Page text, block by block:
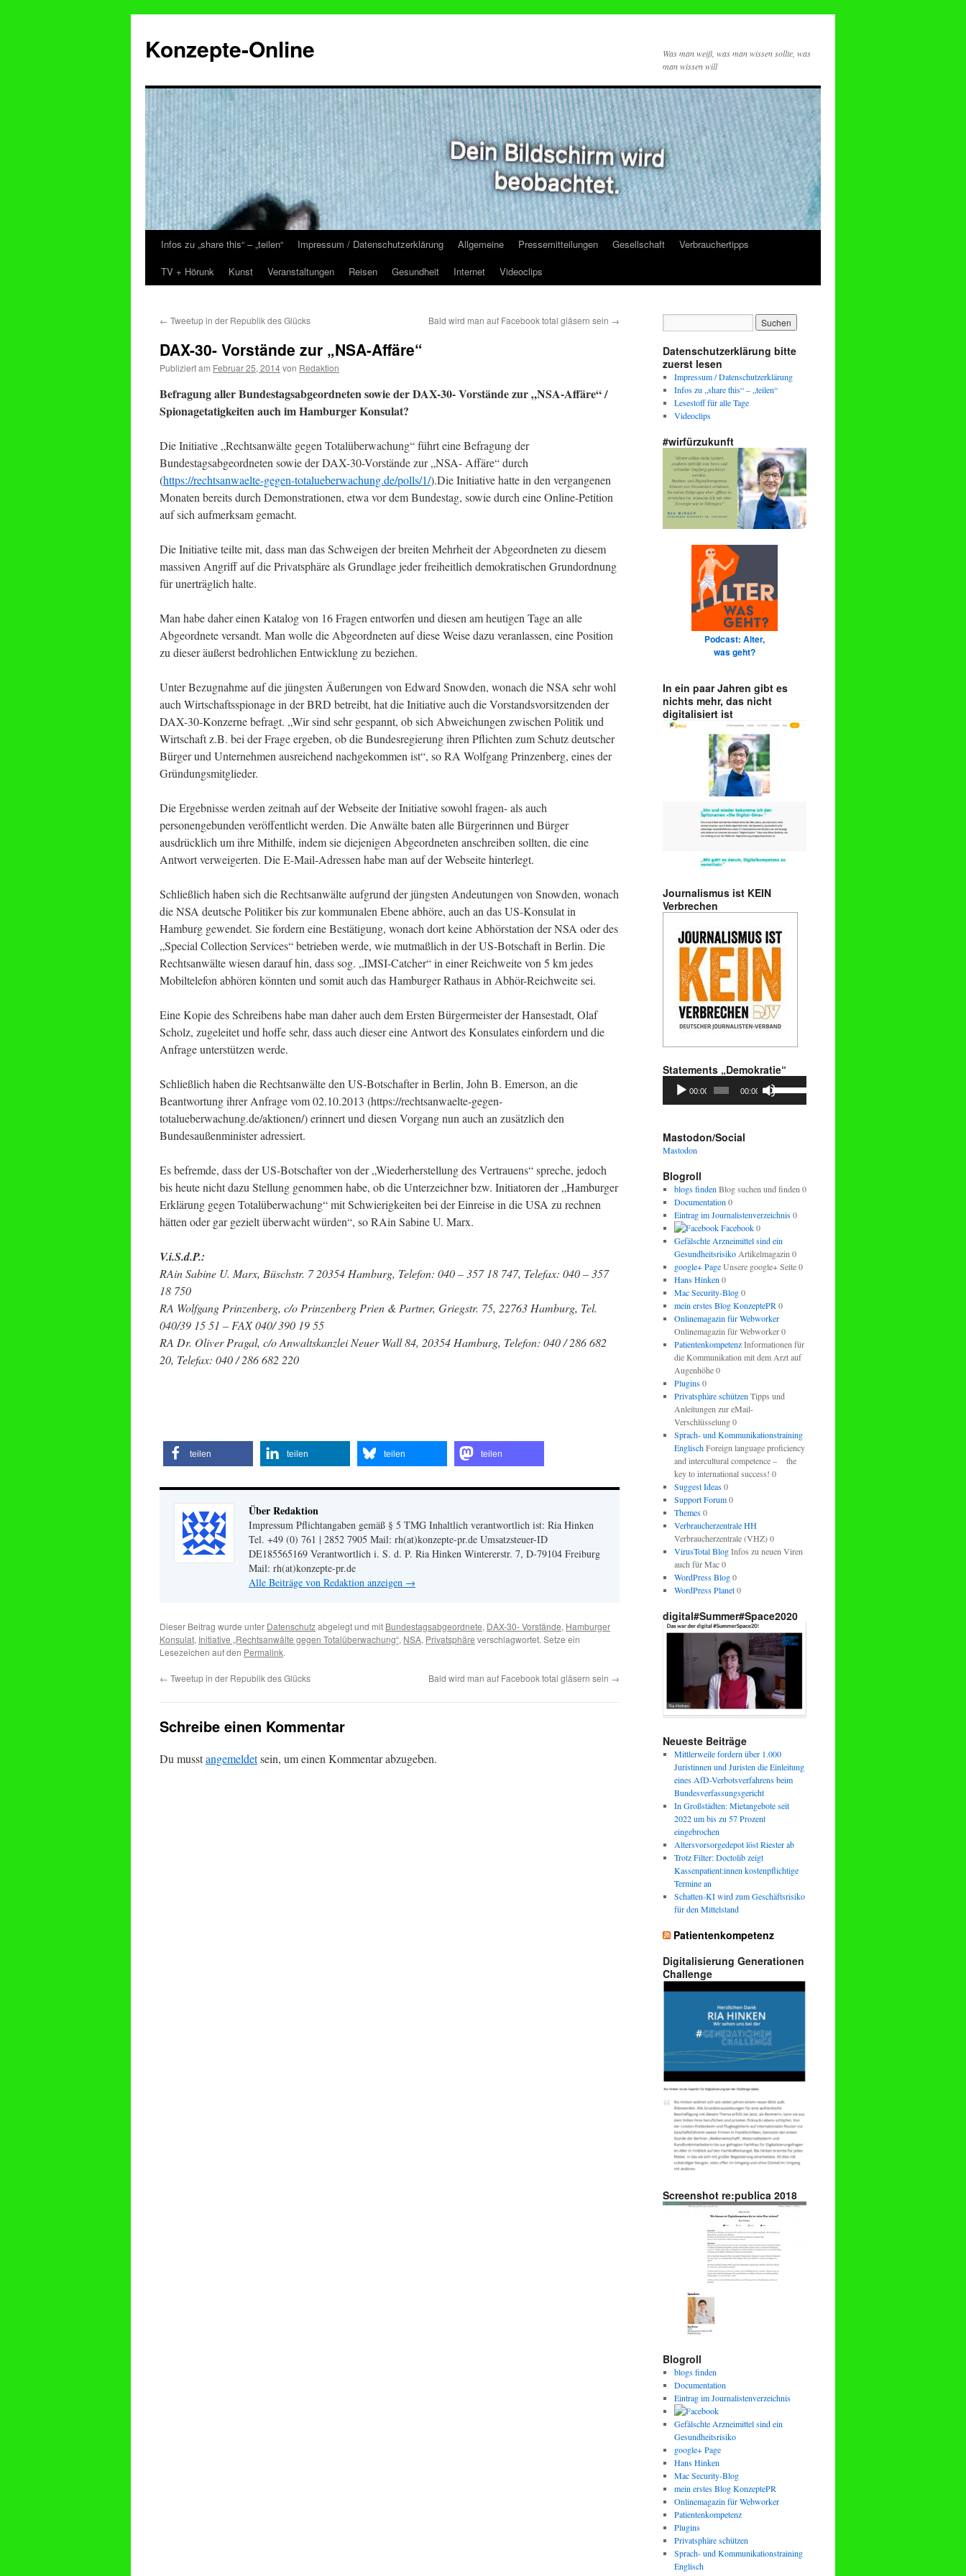
Konzepte-Online
Was man weiß, was man wissen sollte, was
man wissen will
Zum
Inhalt
Infos zu „share this“ – „teilen“ Impressum / Datenschutzerklärung Allgemeine Pressemitteilungen Gesellschaft
Verbrauchertipps
TV + Hörunk
Kunst Veranstaltungen Reisen Gesundheit Internet Videoclips
← Tweetup in der Republik des Glücks Bald wird man auf Facebook total gläsern sein →
DAX-30- Vorstände zur „NSA-Affäre“
Publiziert am Februar 25, 2014von Redaktion
Befragung aller Bundestagsabgeordneten sowie der DAX-30- Vorstände zur „NSA-Affäre“ /
Spionagetatigkeiten auch im Hamburger Konsulat?
Die Initiative „Rechtsanwälte gegen Totalüberwachung“ führt eine Befragung der
Bundestagsabgeordneten sowie der DAX-30-Vorstände zur „NSA- Affäre“ durch
(https://rechtsanwaelte-gegen-totalueberwachung.de/polls/1/).Die Initiative hatte in den vergangenen
Monaten bereits durch Demonstrationen, etwa vor dem Bundestag, sowie durch eine Online-Petition
auf sich aufmerksam gemacht.
Die Initiative teilte mit, dass man das Schweigen der breiten Mehrheit der Abgeordneten zu diesem
massiven Angriff auf die Privatsphäre als Grundlage jeder freiheitlich demokratischen Grundordnung
für unerträglich halte.
Man habe daher einen Katalog von 16 Fragen entworfen und diesen am heutigen Tage an alle
Abgeordnete versandt. Man wolle die Abgeordneten auf diese Weise dazu veranlassen, eine Position
zu dieser äußerst bedrohlichen Entwicklung zu beziehen.
Unter Bezugnahme auf die jüngsten Äußerungen von Edward Snowden, wonach die NSA sehr wohl
auch Wirtschaftsspionage in der BRD betreibt, hat die Initiative auch die Vorstandsvorsitzenden der
DAX-30-Konzerne befragt. „Wir sind sehr gespannt, ob sich Abweichungen zwischen Politik und
Wirtschaft z.B. bei der Frage ergeben, ob die Bundesregierung ihren Pflichten zum Schutz deutscher
Bürger und Unternehmen ausreichend nachgekommen ist“, so RA Wolfgang Prinzenberg, eines der
Gründungsmitglieder.
Die Ergebnisse werden zeitnah auf der Webseite der Initiative sowohl fragen- als auch
personengebunden veröffentlicht werden. Die Anwälte baten alle Bürgerinnen und Bürger
ausdrücklich um ihre Mithilfe, indem sie diejenigen Abgeordneten anschreiben sollten, die eine
Antwort verweigerten. Die E-Mail-Adressen habe man auf der Webseite hinterlegt.
Schließlich haben sich die Rechtsanwälte aufgrund der jüngsten Andeutungen von Snowden, wonach
die NSA deutsche Politiker bis zur kommunalen Ebene abhöre, auch an das US-Konsulat in
Hamburg gewendet. Sie fordern eine Bestätigung, wonach dort keine Abhörstation der NSA oder des
„Special Collection Services“ betrieben werde, wie mutmaßlich in der US-Botschaft in Berlin. Die
Rechtsanwälte wiesen darauf hin, dass sog. „IMSI-Catcher“ in einer Reichweite von 5 km jedes
Mobiltelefon abhören könnten und somit auch das Hamburger Rathaus in Abhör-Reichweite sei.
Eine Kopie des Schreibens habe man daher auch dem Ersten Bürgermeister der Hansestadt, Olaf
Scholz, zugeleitet und hoffe sehr, dass auch dieser eine Antwort des Konsulates einfordern und die
Anfrage unterstützen werde.
Schließlich haben die Rechtsanwälte den US-Botschafter in Berlin, John B. Emerson, an die
Beantwortung ihrer Anfrage vom 02.10.2013 (https://rechtsanwaelte-gegen-
totalueberwachung.de/aktionen/) erinnert und diesen Vorgang nun auch an zusätzlich den
Bundesaußenminister adressiert.
Es befremde, dass der US-Botschafter von der „Wiederherstellung des Vertrauens“ spreche, jedoch
bis heute nicht dazu Stellung genommen habe, ob die Unterzeichner bzw. Initiatoren der „Hamburger
Erklärung gegen Totalüberwachung“ mit Schwierigkeiten bei der Einreise in die USA zu rechnen
hätten oder gar gezielt überwacht würden“, so RAin Sabine U. Marx.
V.i.S.d.P.:
RAin Sabine U. Marx, Büschstr. 7 20354 Hamburg, Telefon: 040 – 357 18 747, Telefax: 040 – 357
18 750
RA Wolfgang Prinzenberg, c/o Prinzenberg Prien & Partner, Griegstr. 75, 22763 Hamburg, Tel.
040/39 15 51 – FAX 040/ 390 19 55
RA Dr. Oliver Pragal, c/o Anwaltskanzlei Neuer Wall 84, 20354 Hamburg, Telefon: 040 / 286 682
20, Telefax: 040 / 286 682 220
teilen teilen teilen teilen
Über Redaktion
Impressum Pflichtangaben gemäß § 5 TMG Inhaltlich verantwortlich ist: Ria Hinken
Tel. +49 (0) 761 | 2852 7905 Mail: rh(at)konzepte-pr.de Umsatzsteuer-ID
DE185565169 Verantwortlich i. S. d. P. Ria Hinken Wintererstr. 7, D-79104 Freiburg
Mail: rh(at)konzepte-pr.de
Alle Beiträge von Redaktion anzeigen →
Dieser Beitrag wurde unter Datenschutzabgelegt und mit Bundestagsabgeordnete, DAX-30- Vorstände, Hamburger
Konsulat, Initiative „Rechtsanwälte gegen Totalüberwachung“, NSA, Privatsphäre verschlagwortet. Setze ein
Lesezeichen auf den Permalink.
← Tweetup in der Republik des Glücks Bald wird man auf Facebook total gläsern sein →
Schreibe einen Kommentar
Du musstangemeldetsein, um einen Kommentar abzugeben.
Datenschutzerklärung bitte
zuerst lesen
Impressum / Datenschutzerklärung
Infos zu „share this“ – „teilen“
Lesestoff für alle Tage
Videoclips
#wirfürzukunft
Podcast: Alter,
was geht?
In ein paar Jahren gibt es
nichts mehr, das nicht
digitalisiert ist
Journalismus ist KEIN
Verbrechen
Statements „Demokratie“
Audio-
Player
00:00 00:00
Hoch/Runter
benutzen,
Mastodon/Social
Mastodon
Blogroll
blogs finden Blog suchen und finden 0
Documentation 0
Eintrag im Journalistenverzeichnis0
Facebook0
Gefälschte Arzneimittel sind ein
GesundheitsrisikoArtikelmagazin 0
google+ PageUnsere google+ Seite 0
Hans Hinken 0
Mac Security-Blog0
mein erstes Blog KonzeptePR 0
Onlinemagazin für Webworker
Onlinemagazin für Webworker 0
PatientenkompetenzInformationen für
die Kommunikation mit dem Arzt auf
Augenhöhe 0
Plugins0
Privatsphäre schützen Tipps und
Anleitungen zur eMail-
Verschlüsselung 0
Sprach- und Kommunikationstraining
EnglischForeign language proficiency
and intercultural competence – the
key to international success! 0
Suggest Ideas0
Support Forum0
Themes0
Verbraucherzentrale HH
Verbraucherzentrale (VHZ) 0
VirusTotal BlogInfos zu neuen Viren
auch für Mac 0
WordPress Blog0
WordPress Planet0
digital#Summer#Space2020
Neueste Beiträge
Mittlerweile fordern über 1.000
Juristinnen und Juristen die Einleitung
eines AfD-Verbotsverfahrens beim
Bundesverfassungsgericht
In Großstädten: Mietangebote seit
2022 um bis zu 57 Prozent
eingebrochen
Altersvorsorgedepot löst Riester ab
Trotz Filter: Doctolib zeigt
Kassenpatient:innen kostenpflichtige
Termine an
Schatten-KI wird zum Geschäftsrisiko
für den Mittelstand
Patientenkompetenz
Digitalisierung Generationen
Challenge
Screenshot re:publica 2018
Blogroll
blogs finden
Documentation
Eintrag im Journalistenverzeichnis
Gefälschte Arzneimittel sind ein
Gesundheitsrisiko
google+ Page
Hans Hinken
Mac Security-Blog
mein erstes Blog KonzeptePR
Onlinemagazin für Webworker
Patientenkompetenz
Plugins
Privatsphäre schützen
Sprach- und Kommunikationstraining
Englisch